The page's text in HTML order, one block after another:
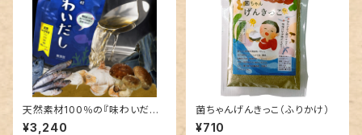
天然素材100％の『味わいだし』
1袋500ｇ
¥3,240
菌ちゃんげんきっこ（ふりかけ）
¥710